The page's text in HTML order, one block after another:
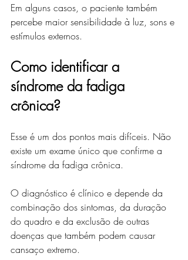
Em alguns casos, o paciente também
percebe maior sensibilidade à luz, sons e
estímulos externos.
Como identificar a
síndrome da fadiga
crônica?
Esse é um dos pontos mais difíceis. Não
existe um exame único que confirme a
síndrome da fadiga crônica.
O diagnóstico é clínico e depende da
combinação dos sintomas, da duração
do quadro e da exclusão de outras
doenças que também podem causar
cansaço extremo.